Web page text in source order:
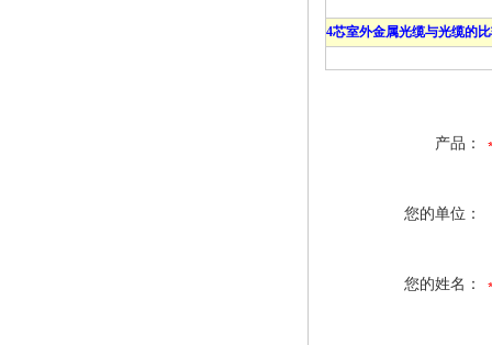
4芯室外金属光缆与光缆的
产品：
您的单位：
您的姓名：